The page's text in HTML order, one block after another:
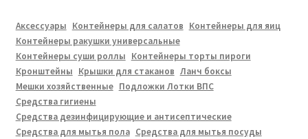
Аксессуары Контейнеры для салатов Контейнеры для яиц
Контейнеры ракушки универсальные
Контейнеры суши роллы Контейнеры торты пироги
Кронштейны Крышки для стаканов Ланч боксы
Мешки хозяйственные Подложки Лотки ВПС
Средства гигиены
Средства дезинфицирующие и антисептические
Средства для мытья пола Средства для мытья посуды